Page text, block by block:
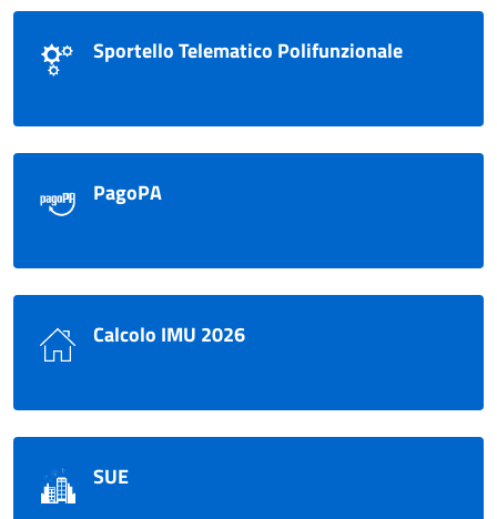
Sportello Telematico Polifunzionale
PagoPA
Calcolo IMU 2026
SUE